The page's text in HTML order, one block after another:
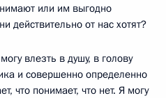
или им выгодно
действительно от нас хотят?
влезть в душу, в голову
и совершенно определенно
что понимает, что нет. Я могу